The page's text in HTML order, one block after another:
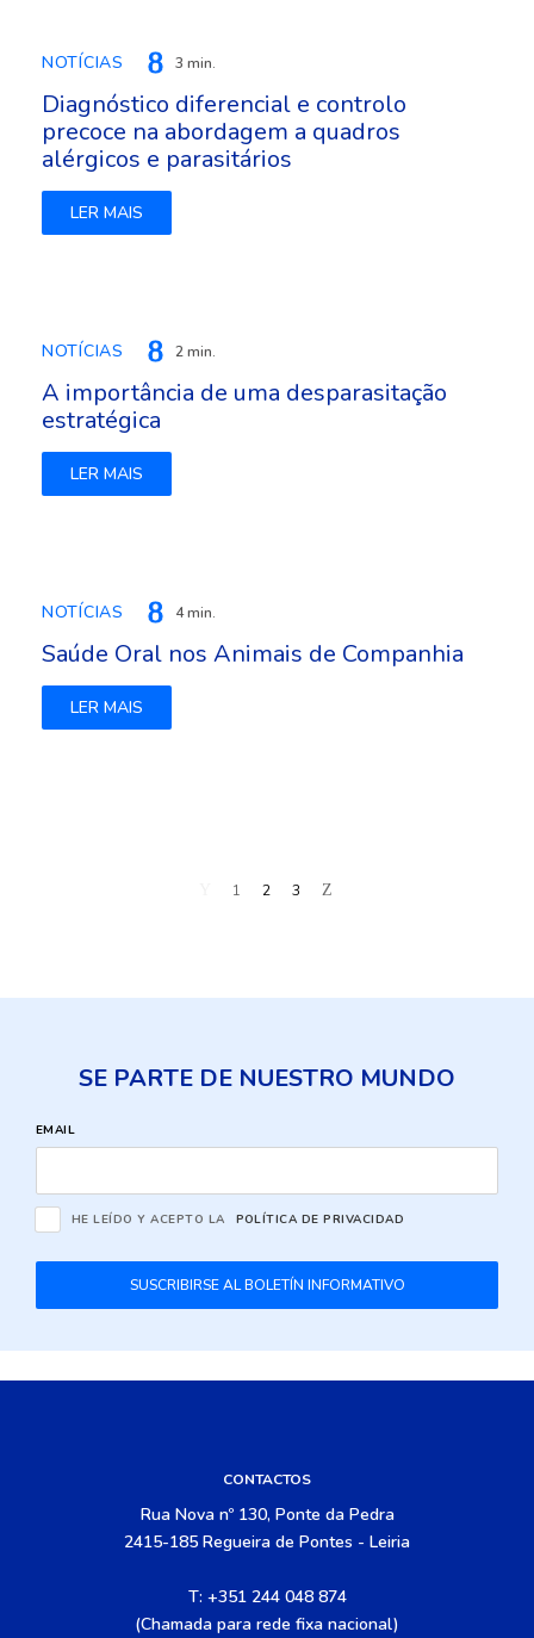
NOTÍCIAS 3 min.
Diagnóstico diferencial e controlo
precoce na abordagem a quadros
alérgicos e parasitários
LER MAIS
NOTÍCIAS 2 min.
A importância de uma desparasitação
estratégica
LER MAIS
NOTÍCIAS 4 min.
Saúde Oral nos Animais de Companhia
LER MAIS
1 2 3
SE PARTE DE NUESTRO MUNDO
EMAIL
SUSCRIBIRSE AL BOLETÍN INFORMATIVO
HE LEÍDO Y ACEPTO LA POLÍTICA DE PRIVACIDAD
CONTACTOS
Rua Nova nº 130, Ponte da Pedra
2415-185 Regueira de Pontes - Leiria
T: +351 244 048 874
(Chamada para rede fixa nacional)